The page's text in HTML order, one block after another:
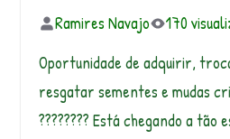
Ramires Navajo
170
Oportunidade de adquirir,
resgatar sementes e mudas
???????? Está chegando a tão